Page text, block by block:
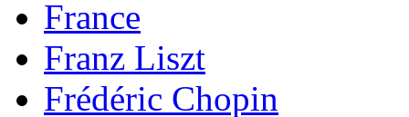
France
Franz Liszt
Frédéric Chopin